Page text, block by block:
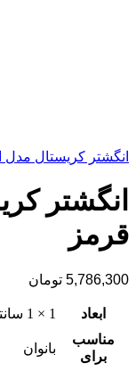
انگشتر کریستال مدل
انگشتر
قرمز
5,786,300 تومان
ابعاد
1 × 1 سانتیمتر
مناسب
برای
بانوان